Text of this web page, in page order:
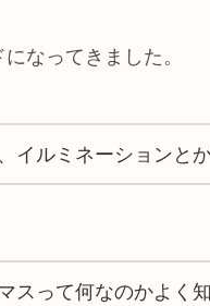
なってきました。
イルミネーションと
スって何なのかよく